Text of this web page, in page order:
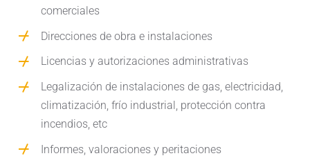
comerciales
Direcciones de obra e instalaciones
Licencias y autorizaciones administrativas
Legalización de instalaciones de gas, electricidad,
climatización, frío industrial, protección contra
incendios, etc
Informes, valoraciones y peritaciones